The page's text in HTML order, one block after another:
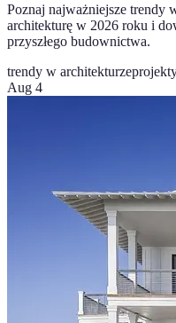
Poznaj najważniejsze trendy
architekturę w 2026 roku i
przyszłego budownictwa.
trendy w architekturze
Aug 4